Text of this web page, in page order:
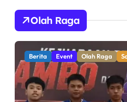
Olah Raga
Berita Olah Raga Sorot